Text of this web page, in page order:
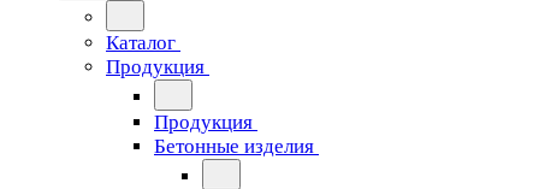
Каталог
Продукция
Продукция
Бетонные изделия